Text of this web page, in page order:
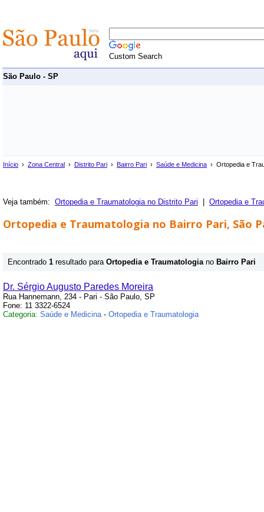
Custom Search
São Paulo - SP
Início › Zona Central › Distrito Pari › Bairro Pari › Saúde e Medicina › Ortopedia e
Veja também: Ortopedia e Traumatologia no Distrito Pari Ortopedia e
Ortopedia e Traumatologia no Bairro Pari, São
Encontrado 1 resultado para Ortopedia e Traumatologiano Bairro Pari
Dr. Sérgio Augusto Paredes Moreira
Rua Hannemann, 234 - Pari - São Paulo, SP
Fone: 11 3322-6524
Categoria: Saúde e Medicina- Ortopedia e Traumatologia